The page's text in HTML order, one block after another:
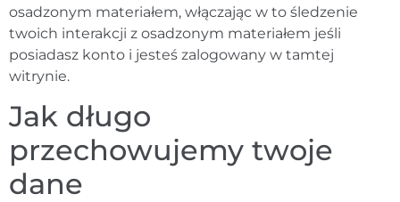
osadzonym materiałem, włączając w to śledzenie
twoich interakcji z osadzonym materiałem jeśli
posiadasz konto i jesteś zalogowany w tamtej
witrynie.
Jak długo
przechowujemy twoje
dane